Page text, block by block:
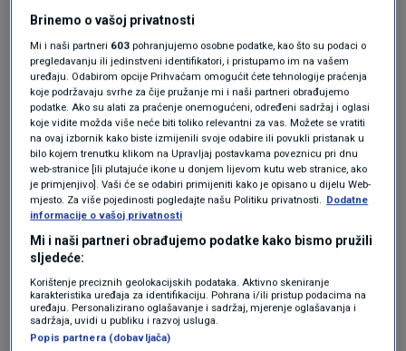
Oglas
Brinemo o vašoj privatnosti
Mi i naši partneri 603 pohranjujemo osobne podatke, kao što su podaci o
pregledavanju ili jedinstveni identifikatori, i pristupamo im na vašem
uređaju. Odabirom opcije Prihvaćam omogućit ćete tehnologije praćenja
koje podržavaju svrhe za čije pružanje mi i naši partneri obrađujemo
podatke. Ako su alati za praćenje onemogućeni, određeni sadržaj i oglasi
koje vidite možda više neće biti toliko relevantni za vas. Možete se vratiti
na ovaj izbornik kako biste izmijenili svoje odabire ili povukli pristanak u
bilo kojem trenutku klikom na Upravljaj postavkama poveznicu pri dnu
web-stranice [ili plutajuće ikone u donjem lijevom kutu web stranice, ako
je primjenjivo]. Vaši će se odabiri primijeniti kako je opisano u dijelu Web-
mjesto. Za više pojedinosti pogledajte našu Politiku privatnosti. Dodatne
informacije o vašoj privatnosti
Mi i naši partneri obrađujemo podatke kako bismo pružili
sljedeće:
Korištenje preciznih geolokacijskih podataka. Aktivno skeniranje
karakteristika uređaja za identifikaciju. Pohrana i/ili pristup podacima na
uređaju. Personalizirano oglašavanje i sadržaj, mjerenje oglašavanja i
sadržaja, uvidi u publiku i razvoj usluga.
Popis partnera (dobavljača)